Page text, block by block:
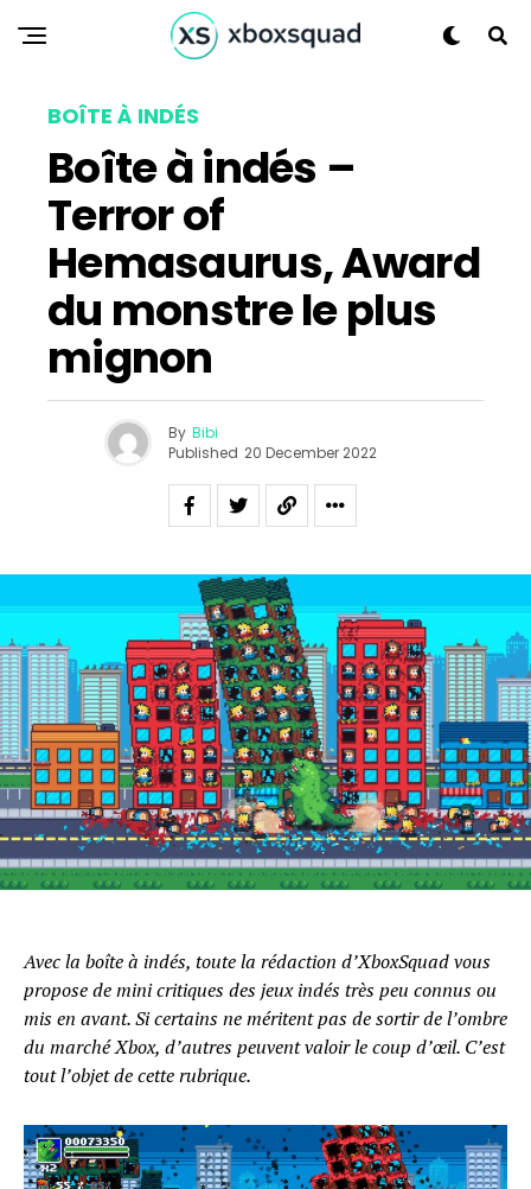
BOÎTE À INDÉS
Boîte à indés –
Terror of
Hemasaurus, Award
du monstre le plus
mignon
By Bibi
Published 20 December 2022
Avec la boîte à indés, toute la rédaction d’XboxSquad vous
propose de mini critiques des jeux indés très peu connus ou
mis en avant. Si certains ne méritent pas de sortir de l’ombre
du marché Xbox, d’autres peuvent valoir le coup d’œil. C’est
tout l’objet de cette rubrique.